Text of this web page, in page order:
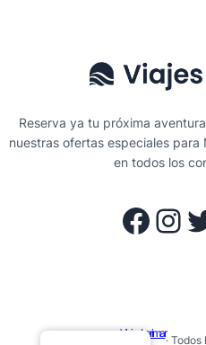
Reserva ya tu próxima
nuestras ofertas especiales para
en todos los
Facebook Instagram Twitter
Viajes Larimar
·